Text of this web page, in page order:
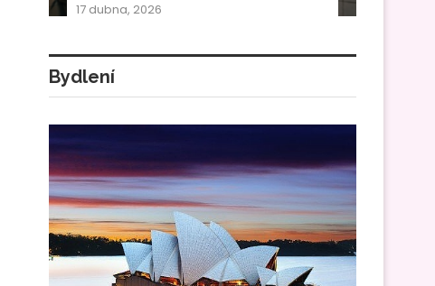
17 dubna, 2026
Bydlení